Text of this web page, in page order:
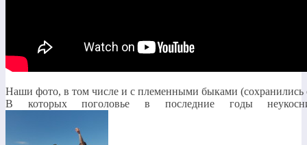
Наши фото, в том числе и с племенными быками (сохранились
В которых поголовье в последние годы